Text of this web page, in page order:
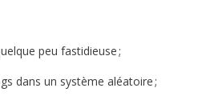
peu fastidieuse ;
dans un système aléatoire ;